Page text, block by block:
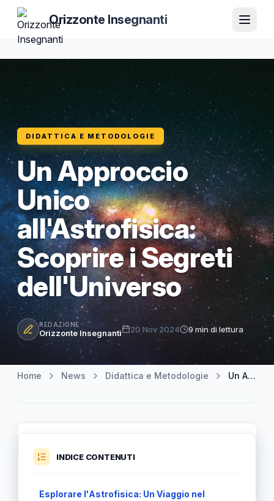
Orizzonte Insegnanti
DIDATTICA E METODOLOGIE
Un Approccio
Unico
all'Astrofisica:
Scoprire i Segreti
dell'Universo
REDAZIONE
Orizzonte Insegnanti 20 Nov 2024 9 min di lettura
Home News Didattica e Metodologie Un Approccio Unico all'Astrofisica: Scoprire i Segreti dell'Universo
INDICE CONTENUTI
Esplorare l'Astrofisica: Un Viaggio nel